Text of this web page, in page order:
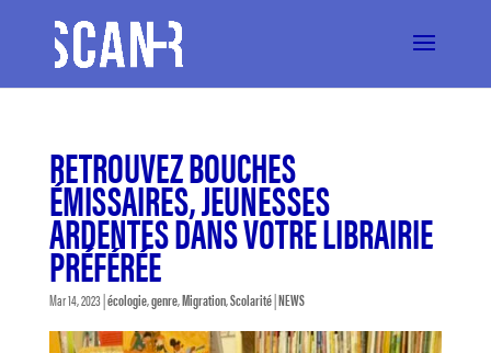
RETROUVEZ BOUCHES
ÉMISSAIRES, JEUNESSES
ARDENTES DANS VOTRE LIBRAIRIE
PRÉFÉRÉE
Mar 14, 2023|écologie,genre,Migration,Scolarité|NEWS